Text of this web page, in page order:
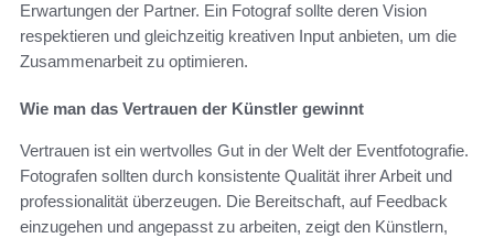
Erwartungen der Partner. Ein Fotograf sollte deren Vision
respektieren und gleichzeitig kreativen Input anbieten, um die
Zusammenarbeit zu optimieren.
Wie man das Vertrauen der Künstler gewinnt
Vertrauen ist ein wertvolles Gut in der Welt der Eventfotografie.
Fotografen sollten durch konsistente Qualität ihrer Arbeit und
professionalität überzeugen. Die Bereitschaft, auf Feedback
einzugehen und angepasst zu arbeiten, zeigt den Künstlern,